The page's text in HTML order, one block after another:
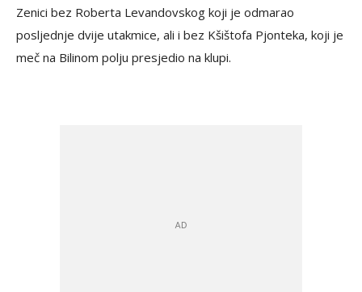
Zenici bez Roberta Levandovskog koji je odmarao
posljednje dvije utakmice, ali i bez Kšištofa Pjonteka, koji je
meč na Bilinom polju presjedio na klupi.